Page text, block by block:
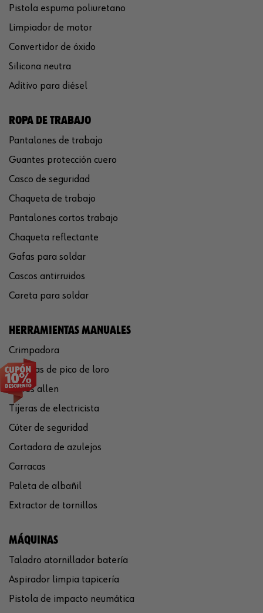
Pistola espuma poliuretano
Limpiador de motor
Convertidor de óxido
Silicona neutra
Aditivo para diésel
ROPA DE TRABAJO
Pantalones de trabajo
Guantes protección cuero
Casco de seguridad
Chaqueta de trabajo
Pantalones cortos trabajo
Chaqueta reflectante
Gafas para soldar
Cascos antirruidos
Careta para soldar
HERRAMIENTAS MANUALES
Crimpadora
Tenazas de pico de loro
Llaves allen
Tijeras de electricista
Cúter de seguridad
Cortadora de azulejos
Carracas
Paleta de albañil
Extractor de tornillos
MÁQUINAS
Taladro atornillador batería
Aspirador limpia tapicería
Pistola de impacto neumática